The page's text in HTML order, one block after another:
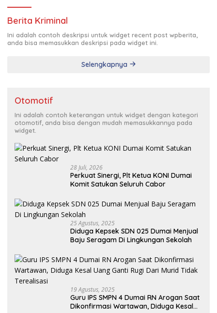
Berita Kriminal
Ini adalah contoh deskripsi untuk widget recent post wpberita,
anda bisa memasukkan deskripsi pada widget ini.
Selengkapnya
Otomotif
Ini adalah contoh keterangan untuk widget dengan kategori
otomotif, anda bisa dengan mudah memasukkannya pada
widget.
28 Juli, 2026
Perkuat Sinergi, Plt Ketua KONI Dumai
Komit Satukan Seluruh Cabor
25 Agustus, 2025
Diduga Kepsek SDN 025 Dumai Menjual
Baju Seragam Di Lingkungan Sekolah
19 Agustus, 2025
Guru IPS SMPN 4 Dumai RN Arogan Saat
Dikonfirmasi Wartawan, Diduga Kesal